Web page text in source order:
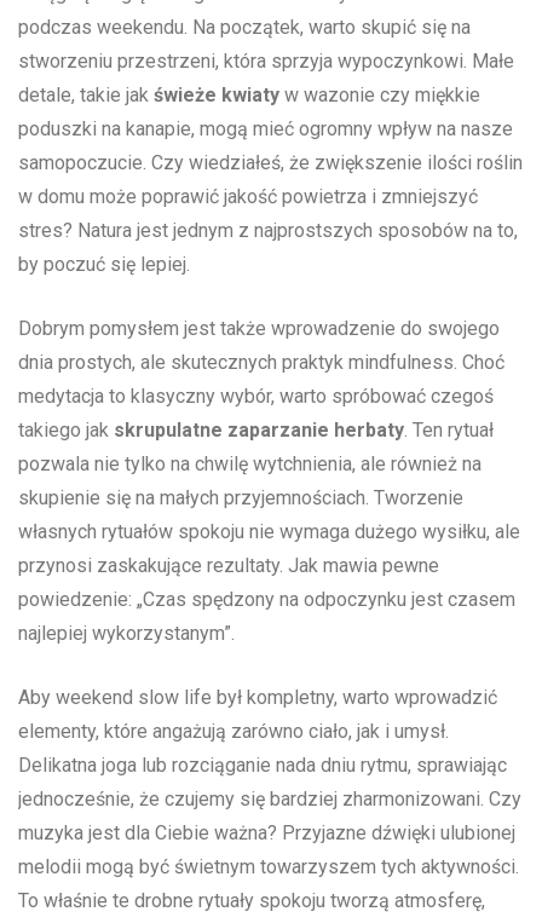
podczas weekendu. Na ⁢początek, warto skupić się na
stworzeniu przestrzeni, która sprzyja wypoczynkowi. Małe
detale, takie jak świeże kwiaty w wazonie czy miękkie
poduszki na kanapie, mogą⁤ mieć ogromny wpływ na nasze
samopoczucie. Czy wiedziałeś, że zwiększenie ilości roślin
w domu może poprawić jakość ⁣powietrza i zmniejszyć
⁢stres? Natura jest jednym z najprostszych sposobów na to,
by‍ poczuć się lepiej.
Dobrym pomysłem‌ jest także wprowadzenie do swojego
dnia prostych, ale skutecznych praktyk mindfulness. Choć
⁣medytacja to klasyczny wybór, warto spróbować czegoś
takiego jak skrupulatne zaparzanie herbaty. Ten rytuał
pozwala ⁤nie tylko na chwilę wytchnienia, ‌ale również na
‌skupienie się na ‍małych przyjemnościach. Tworzenie
własnych rytuałów spokoju nie‍ wymaga dużego wysiłku, ale
przynosi zaskakujące rezultaty. ​Jak mawia pewne
powiedzenie: „Czas spędzony na odpoczynku jest czasem
najlepiej wykorzystanym”.
Aby weekend slow life był kompletny, warto wprowadzić
elementy, które angażują zarówno ciało, jak i umysł.
Delikatna joga lub rozciąganie nada dniu rytmu, sprawiając
jednocześnie, że czujemy się bardziej zharmonizowani. Czy
muzyka jest dla Ciebie ważna? Przyjazne dźwięki ulubionej
melodii mogą być świetnym towarzyszem tych aktywności.
To właśnie te drobne rytuały spokoju tworzą‌ atmosferę,